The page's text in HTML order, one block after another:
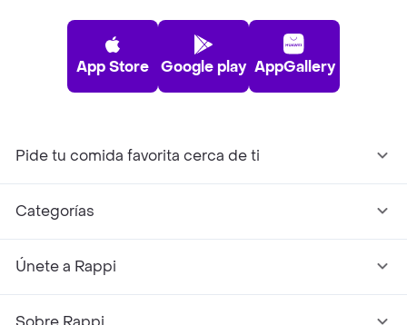
App Store Google play AppGallery
Pide tu comida favorita cerca de ti
Categorías
Únete a Rappi